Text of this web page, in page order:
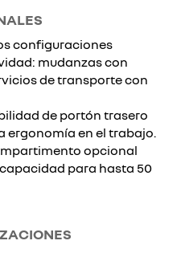
configuraciones
mudanzas con
de transporte con
de portón trasero
ergonomía en el trabajo.
opcional
para hasta 50